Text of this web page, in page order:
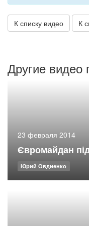
К списку видео К
Другие видео
23 февраля 2014
Євромайдан
Юрий Овдиенко